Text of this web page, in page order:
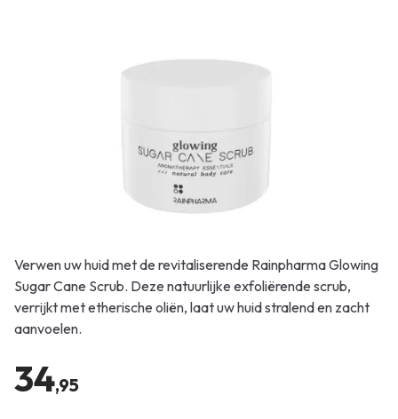
Verwen uw huid met de revitaliserende Rainpharma Glowing
Sugar Cane Scrub. Deze natuurlijke exfoliërende scrub,
verrijkt met etherische oliën, laat uw huid stralend en zacht
aanvoelen.
34,95